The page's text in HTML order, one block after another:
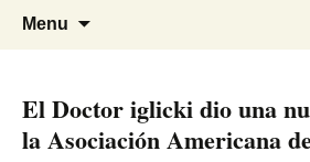
Centro
Iglicki
Visión para una vida
Menu
El Doctor iglicki dio una
la Asociación Americana